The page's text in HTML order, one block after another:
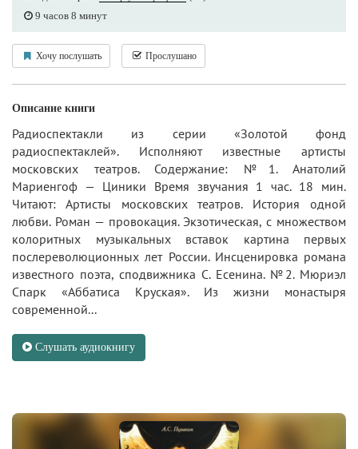
9 часов 8 минут
Хочу послушать Прослушано
Описание книги
Радиоспектакли из серии «Золотой фонд
радиоспектаклей». Исполняют известные артисты
московских театров. Содержание: №1. Анатолий
Мариенгоф — Циники Время звучания 1 час. 18 мин.
Читают: Артисты московских театров. История одной
любви. Роман — провокация. Экзотическая, с множеством
колоритных музыкальных вставок картина первых
послереволюционных лет России. Инсценировка романа
известного поэта, сподвижника С. Есенина. №2. Мюриэл
Спарк «Аббатиса Круская». Из жизни монастыря
современной...
Слушать аудиокнигу